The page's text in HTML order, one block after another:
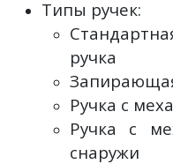
Типы ручек:
ручка
Ручка с
Ручка с
снаружи